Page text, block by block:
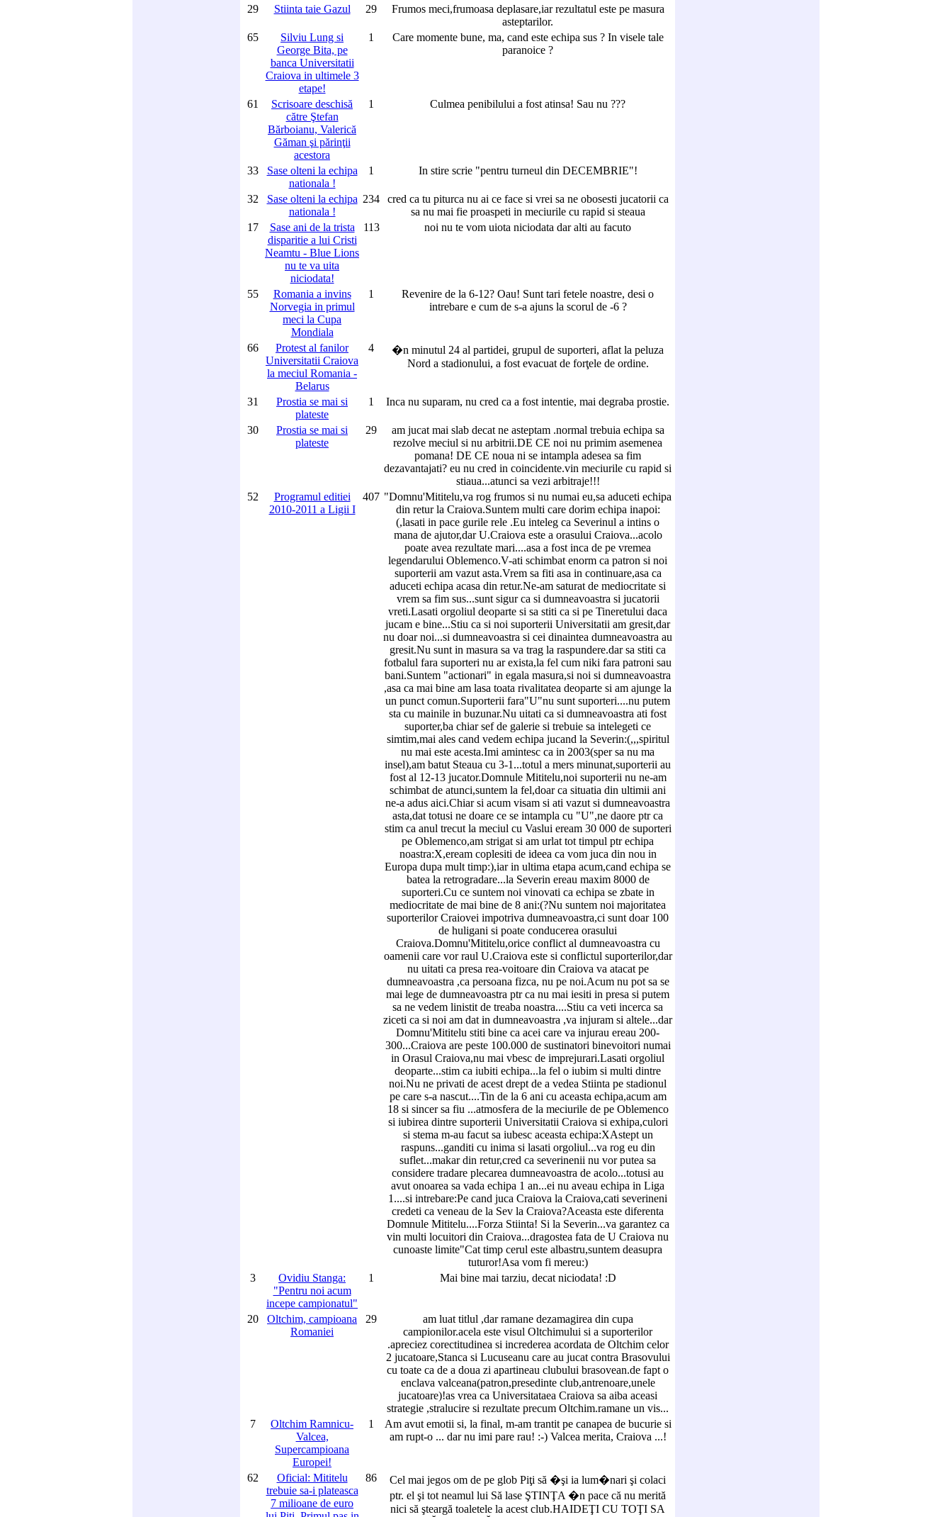
29
Stiinta taie Gazul 29
Frumos meci,frumoasa deplasare,iar rezultatul este pe masura
asteptarilor.
65
Silviu Lung si
George Bita, pe
banca Universitatii
Craiova in ultimele 3
etape!
1
Care momente bune, ma, cand este echipa sus ? In visele tale
paranoice ?
61
Scrisoare deschisă
către Ştefan
Bărboianu, Valerică
Găman şi părinţii
acestora
1 Culmea penibilului a fost atinsa! Sau nu ???
33
Sase olteni la echipa
nationala !
1 In stire scrie "pentru turneul din DECEMBRIE"!
32
Sase olteni la echipa
nationala !
234
cred ca tu piturca nu ai ce face si vrei sa ne obosesti jucatorii ca
sa nu mai fie proaspeti in meciurile cu rapid si steaua
17
Sase ani de la trista
disparitie a lui Cristi
Neamtu - Blue Lions
nu te va uita
niciodata!
113 noi nu te vom uiota niciodata dar alti au facuto
55
Romania a invins
Norvegia in primul
meci la Cupa
Mondiala
1
Revenire de la 6-12? Oau! Sunt tari fetele noastre, desi o
intrebare e cum de s-a ajuns la scorul de -6 ?
66
Protest al fanilor
Universitatii Craiova
la meciul Romania -
Belarus
4
�n minutul 24 al partidei, grupul de suporteri, aflat la peluza
Nord a stadionului, a fost evacuat de forţele de ordine.
31
Prostia se mai si
plateste
1 Inca nu suparam, nu cred ca a fost intentie, mai degraba prostie.
30
Prostia se mai si
plateste
29
am jucat mai slab decat ne asteptam .normal trebuia echipa sa
rezolve meciul si nu arbitrii.DE CE noi nu primim asemenea
pomana! DE CE noua ni se intampla adesea sa fim
dezavantajati? eu nu cred in coincidente.vin meciurile cu rapid si
stiaua...atunci sa vezi arbitraje!!!
52
Programul editiei
2010-2011 a Ligii I
407 "Domnu'Mititelu,va rog frumos si nu numai eu,sa aduceti echipa
din retur la Craiova.Suntem multi care dorim echipa inapoi:
(,lasati in pace gurile rele .Eu inteleg ca Severinul a intins o
mana de ajutor,dar U.Craiova este a orasului Craiova...acolo
poate avea rezultate mari....asa a fost inca de pe vremea
legendarului Oblemenco.V-ati schimbat enorm ca patron si noi
suporterii am vazut asta.Vrem sa fiti asa in continuare,asa ca
aduceti echipa acasa din retur.Ne-am saturat de mediocritate si
vrem sa fim sus...sunt sigur ca si dumneavoastra si jucatorii
vreti.Lasati orgoliul deoparte si sa stiti ca si pe Tineretului daca
jucam e bine...Stiu ca si noi suporterii Universitatii am gresit,dar
nu doar noi...si dumneavoastra si cei dinaintea dumneavoastra au
gresit.Nu sunt in masura sa va trag la raspundere.dar sa stiti ca
fotbalul fara suporteri nu ar exista,la fel cum niki fara patroni sau
bani.Suntem "actionari" in egala masura,si noi si dumneavoastra
,asa ca mai bine am lasa toata rivalitatea deoparte si am ajunge la
un punct comun.Suporterii fara"U"nu sunt suporteri....nu putem
sta cu mainile in buzunar.Nu uitati ca si dumneavoastra ati fost
suporter,ba chiar sef de galerie si trebuie sa intelegeti ce
simtim,mai ales cand vedem echipa jucand la Severin:(,,,spiritul
nu mai este acesta.Imi amintesc ca in 2003(sper sa nu ma
insel),am batut Steaua cu 3-1...totul a mers minunat,suporterii au
fost al 12-13 jucator.Domnule Mititelu,noi suporterii nu ne-am
schimbat de atunci,suntem la fel,doar ca situatia din ultimii ani
ne-a adus aici.Chiar si acum visam si ati vazut si dumneavoastra
asta,dat totusi ne doare ce se intampla cu "U",ne daore ptr ca
stim ca anul trecut la meciul cu Vaslui eream 30 000 de suporteri
pe Oblemenco,am strigat si am urlat tot timpul ptr echipa
noastra:X,eream coplesiti de ideea ca vom juca din nou in
Europa dupa mult timp:),iar in ultima etapa acum,cand echipa se
batea la retrogradare...la Severin ereau maxim 8000 de
suporteri.Cu ce suntem noi vinovati ca echipa se zbate in
mediocritate de mai bine de 8 ani:(?Nu suntem noi majoritatea
suporterilor Craiovei impotriva dumneavoastra,ci sunt doar 100
de huligani si poate conducerea orasului
Craiova.Domnu'Mititelu,orice conflict al dumneavoastra cu
oamenii care vor raul U.Craiova este si conflictul suporterilor,dar
nu uitati ca presa rea-voitoare din Craiova va atacat pe
dumneavoastra ,ca persoana fizca, nu pe noi.Acum nu pot sa se
mai lege de dumneavoastra ptr ca nu mai iesiti in presa si putem
sa ne vedem linistit de treaba noastra....Stiu ca veti incerca sa
ziceti ca si noi am dat in dumneavoastra ,va injuram si altele...dar
Domnu'Mititelu stiti bine ca acei care va injurau ereau 200-
300...Craiova are peste 100.000 de sustinatori binevoitori numai
in Orasul Craiova,nu mai vbesc de imprejurari.Lasati orgoliul
deoparte...stim ca iubiti echipa...la fel o iubim si multi dintre
noi.Nu ne privati de acest drept de a vedea Stiinta pe stadionul
pe care s-a nascut....Tin de la 6 ani cu aceasta echipa,acum am
18 si sincer sa fiu ...atmosfera de la meciurile de pe Oblemenco
si iubirea dintre suporterii Universitatii Craiova si exhipa,culori
si stema m-au facut sa iubesc aceasta echipa:XAstept un
raspuns...ganditi cu inima si lasati orgoliul...va rog eu din
suflet...makar din retur,cred ca severinenii nu vor putea sa
considere tradare plecarea dumneavoastra de acolo...totusi au
avut onoarea sa vada echipa 1 an...ei nu aveau echipa in Liga
1....si intrebare:Pe cand juca Craiova la Craiova,cati severineni
credeti ca veneau de la Sev la Craiova?Aceasta este diferenta
Domnule Mititelu....Forza Stiinta! Si la Severin...va garantez ca
vin multi locuitori din Craiova...dragostea fata de U Craiova nu
cunoaste limite"Cat timp cerul este albastru,suntem deasupra
tuturor!Asa vom fi mereu:)
3
Ovidiu Stanga:
"Pentru noi acum
incepe campionatul"
1 Mai bine mai tarziu, decat niciodata! :D
20
Oltchim, campioana
Romaniei
29
am luat titlul ,dar ramane dezamagirea din cupa
campionilor.acela este visul Oltchimului si a suporterilor
.apreciez corectitudinea si increderea acordata de Oltchim celor
2 jucatoare,Stanca si Lucuseanu care au jucat contra Brasovului
cu toate ca de a doua zi apartineau clubului brasovean.de fapt o
enclava valceana(patron,presedinte club,antrenoare,unele
jucatoare)!as vrea ca Universitataea Craiova sa aiba aceasi
strategie ,stralucire si rezultate precum Oltchim.ramane un vis...
7
Oltchim Ramnicu-
Valcea,
Supercampioana
Europei!
1
Am avut emotii si, la final, m-am trantit pe canapea de bucurie si
am rupt-o ... dar nu imi pare rau! :-) Valcea merita, Craiova ...!
62
Oficial: Mititelu
trebuie sa-i plateasca
7 milioane de euro
86
Cel mai jegos om de pe glob Piţi să �şi ia lum�nari şi colaci
ptr. el şi tot neamul lui Să lase ŞTINŢA �n pace că nu merită
nici să şteargă toaletele la acest club.HAIDEŢI CU TOŢI SA